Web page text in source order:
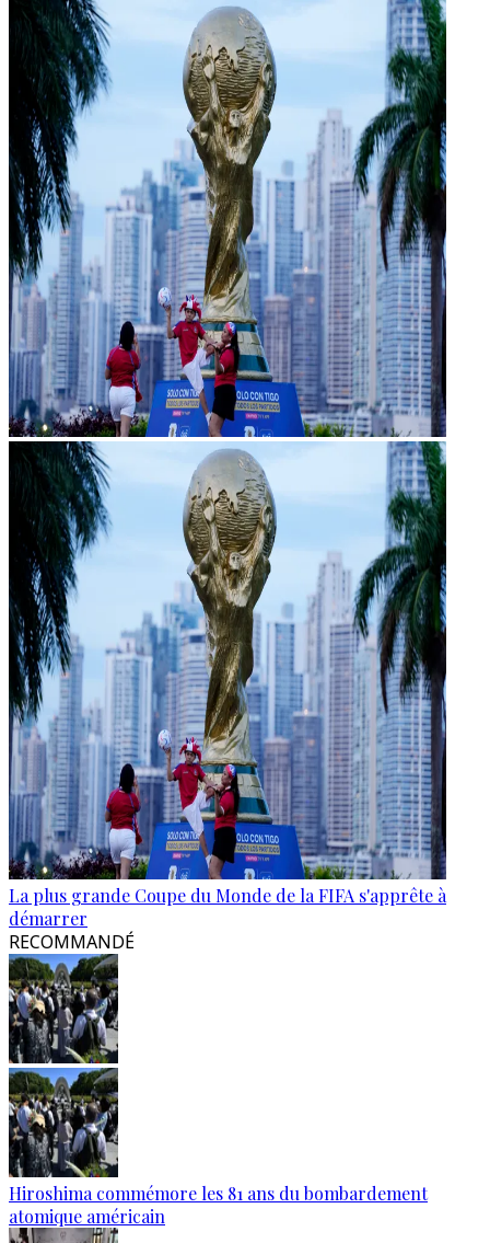
La plus grande Coupe du Monde de la FIFA s'apprête à
démarrer
RECOMMANDÉ
Hiroshima commémore les 81 ans du bombardement
atomique américain